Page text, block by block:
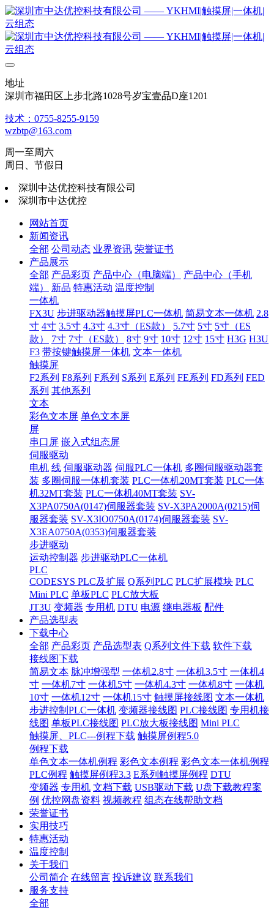
地址
深圳市福田区上步北路1028号岁宝壹品D座1201
技术：0755-8255-9159
wzbtp@163.com
周一至周六
周日、节假日
深圳中达优控科技有限公司
深圳市中达优控
网站首页
新闻资讯
全部 公司动态 业界资讯 荣誉证书
产品展示
全部 产品彩页 产品中心（电脑端）
产品中心（手机
端）
新品 特惠活动 温度控制
一体机
FX3U 步进驱动器触摸屏PLC一体机 简易文本一体机 2.8
寸 4寸 3.5寸 4.3寸 4.3寸（ES款） 5.7寸 5寸 5寸（ES
款）
7寸 7寸（ES款） 8寸 9寸 10寸 12寸 15寸 H3G H3U
F3 带按键触摸屏一体机 文本一体机
触摸屏
F2系列 F8系列 F系列 S系列 E系列 FE系列 FD系列 FED
系列 其他系列
文本
彩色文本屏 单色文本屏
屏
串口屏 嵌入式组态屏
伺服驱动
电机 线 伺服驱动器 伺服PLC一体机 多圈伺服驱动器套
装 多圈伺服一体机套装 PLC一体机20MT套装 PLC一体
机32MT套装 PLC一体机40MT套装 SV-
X3PA0750A(0147)伺服器套装 SV-X3PA2000A(0215)伺
服器套装 SV-X3IO0750A(0174)伺服器套装 SV-
X3EA0750A(0353)伺服器套装
步进驱动
运动控制器 步进驱动PLC一体机
PLC
CODESYS PLC及扩展 Q系列PLC PLC扩展模块 PLC
Mini PLC 单板PLC PLC放大板
JT3U 变频器 专用机 DTU 电源 继电器板 配件
产品选型表
下载中心
全部 产品彩页 产品选型表 Q系列文件下载 软件下载
接线图下载
简易文本 脉冲增强型 一体机2.8寸 一体机3.5寸 一体机4
寸 一体机7寸 一体机5寸 一体机4.3寸 一体机8寸 一体机
10寸 一体机12寸 一体机15寸 触摸屏接线图 文本一体机
步进控制PLC一体机 变频器接线图 PLC接线图 专用机接
线图 单板PLC接线图 PLC放大板接线图 Mini PLC
触摸屏、PLC---例程下载 触摸屏例程5.0
例程下载
单色文本一体机例程 彩色文本例程 彩色文本一体机例程
PLC例程 触摸屏例程3.3 E系列触摸屏例程 DTU
变频器 专用机 文档下载 USB驱动下载 U盘下载教程案
例 优控网盘资料 视频教程 组态在线帮助文档
荣誉证书
实用技巧
特惠活动
温度控制
关于我们
公司简介 在线留言 投诉建议 联系我们
服务支持
全部